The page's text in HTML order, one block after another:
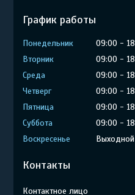
График работы
Понедельник 09:00
Вторник
09:00
Среда
09:00
Четверг
09:00
Пятница
09:00
Суббота
09:00
Воскресенье
Выходной
Контакты